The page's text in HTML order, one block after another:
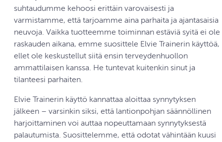
suhtaudumme kehoosi erittäin varovaisesti ja
varmistamme, että tarjoamme aina parhaita ja ajantasaisia
neuvoja. Vaikka tuotteemme toiminnan estäviä syitä ei ole
raskauden aikana, emme suosittele Elvie Trainerin käyttöä,
ellet ole keskustellut siitä ensin terveydenhuollon
ammattilaisen kanssa. He tuntevat kuitenkin sinut ja
tilanteesi parhaiten.
Elvie Trainerin käyttö kannattaa aloittaa synnytyksen
jälkeen – varsinkin siksi, että lantionpohjan säännöllinen
harjoittaminen voi auttaa nopeuttamaan synnytyksestä
palautumista. Suosittelemme, että odotat vähintään kuusi